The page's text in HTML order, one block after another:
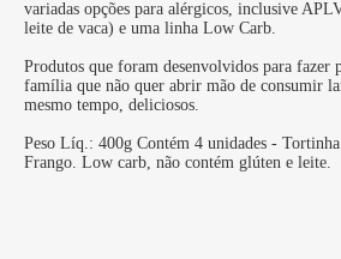
variadas opções para alérgicos, inclusive
leite de vaca) e uma linha Low Carb.
Produtos que foram desenvolvidos para fazer
família que não quer abrir mão de consumir
mesmo tempo, deliciosos.
Peso Líq.: 400g Contém 4 unidades -
Frango. Low carb, não contém glúten e leite.